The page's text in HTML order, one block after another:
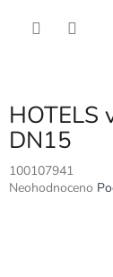
HOTELS
DN15
100107941
Průměrné
Neohodnoceno